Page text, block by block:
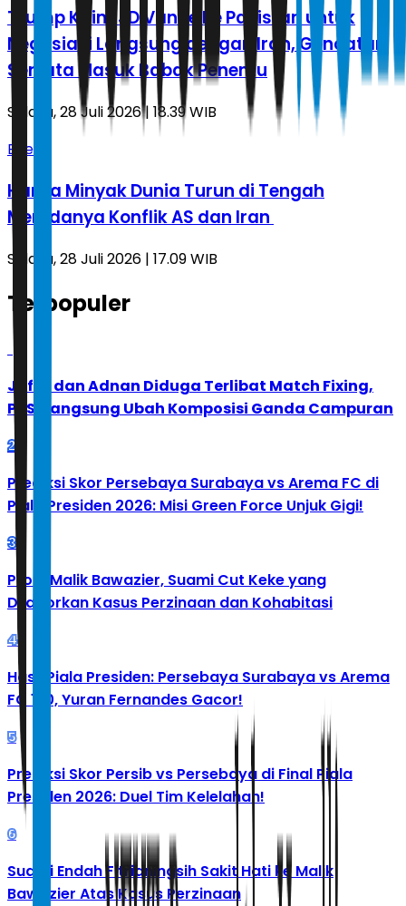
Trump Kirim JD Vance ke Pakistan untuk
Negosiasi Langsung dengan Iran, Gencatan
Senjata Masuk Babak Penentu
Selasa, 28 Juli 2026 | 18.39 WIB
Energi
Harga Minyak Dunia Turun di Tengah
Meredanya Konflik AS dan Iran
Selasa, 28 Juli 2026 | 17.09 WIB
Terpopuler
Jafar dan Adnan Diduga Terlibat Match Fixing,
PBSI Langsung Ubah Komposisi Ganda Campuran
2
Prediksi Skor Persebaya Surabaya vs Arema FC di
Piala Presiden 2026: Misi Green Force Unjuk Gigi!
3
Profil Malik Bawazier, Suami Cut Keke yang
Dilaporkan Kasus Perzinaan dan Kohabitasi
4
Hasil Piala Presiden: Persebaya Surabaya vs Arema
FC 1-0, Yuran Fernandes Gacor!
5
Prediksi Skor Persib vs Persebaya di Final Piala
Presiden 2026: Duel Tim Kelelahan!
6
Suami Endah Fitrianingsih Sakit Hati ke Malik
Bawazier Atas Kasus Perzinaan